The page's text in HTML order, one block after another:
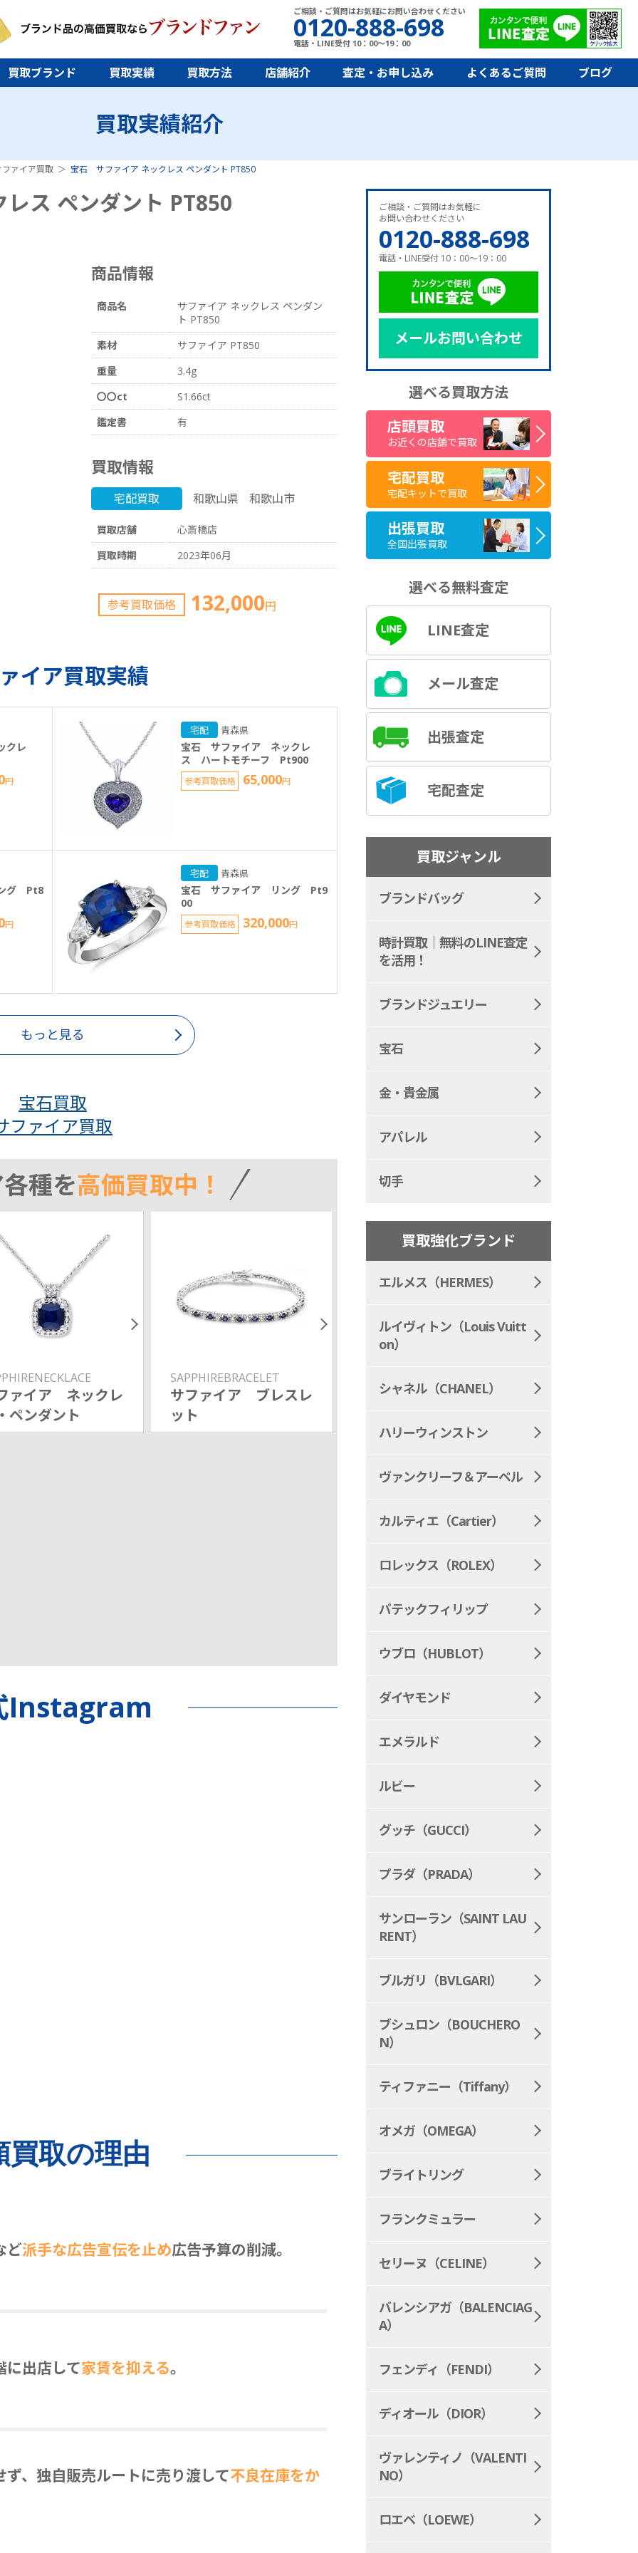
ご相談・ご質問はお気軽にお問い合わせください
0120-888-698
電話・LINE受付 10：00～19：00
買取ブランド 買取実績 買取方法 店舗紹介 査定・お申し込み よくあるご質問 ブログ
買取実績紹介
ファイア買取 宝石 サファイア ネックレス ペンダント PT850
ス ペンダント PT850
商品情報
商品名
サファイア ネックレス ペンダン
ト PT850
素材
サファイア PT850
重量
3.4g
〇〇ct
S1.66ct
鑑定書
有
買取情報
宅配買取 和歌山県 和歌山市
買取店舗
心斎橋店
買取時期
2023年06月
参考買取価格 132,000円
イア買取実績
クレ
円
宅配 青森県
宝石 サファイア ネックレ
ス ハートモチーフ Pt900
参考買取価格 65,000円
グ Pt8
円
宅配 青森県
宝石 サファイア リング Pt9
00
参考買取価格 320,000円
もっと見る
宝石買取
ファイア買取
種を高価買取中！
ァイア ネックレ
ペンダント
SAPPHIREBRACELET
サファイア ブレスレ
ット
Instagram
買取の理由
ど派手な広告宣伝を止め広告予算の削減。
に出店して家賃を抑える。
、独自販売ルートに売り渡して不良在庫をか
ご相談・ご質問はお気軽に
お問い合わせください
0120-888-698
電話・LINE受付 10：00～19：00
メールお問い合わせ
選べる買取方法
店頭買取
お近くの店舗で買取
宅配買取
宅配キットで買取
出張買取
全国出張買取
選べる無料査定
LINE査定
メール査定
出張査定
宅配査定
買取ジャンル
ブランドバッグ
時計買取｜無料のLINE査定
を活用！
ブランドジュエリー
宝石
金・貴金属
アパレル
切手
買取強化ブランド
エルメス（HERMES）
ルイヴィトン（Louis Vuitt
on）
シャネル（CHANEL）
ハリーウィンストン
ヴァンクリーフ＆アーペル
カルティエ（Cartier）
ロレックス（ROLEX）
パテックフィリップ
ウブロ（HUBLOT）
ダイヤモンド
エメラルド
ルビー
グッチ（GUCCI）
プラダ（PRADA）
サンローラン（SAINT LAU
RENT）
ブルガリ（BVLGARI）
ブシュロン（BOUCHERO
N）
ティファニー（Tiffany）
オメガ（OMEGA）
ブライトリング
フランクミュラー
セリーヌ（CELINE）
バレンシアガ（BALENCIAG
A）
フェンディ（FENDI）
ディオール（DIOR）
ヴァレンティノ（VALENTI
NO）
ロエベ（LOEWE）